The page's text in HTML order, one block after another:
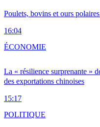
Poulets, bovins et ours
16:04
La « résilience surprenante »
des exportations chinoises
15:17
ÉCONOMIE
POLITIQUE